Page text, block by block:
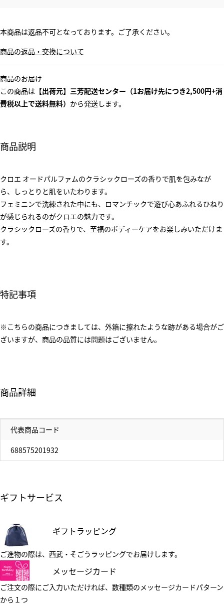
本商品は返品不可となっております。ご了承ください。
商品の返品・交換について
商品のお届け
この商品は 【出荷元】三芳配送センター（1お届け先につき2,500円+消
費税以上で送料無料） から発送します。
商品説明
クロエ オードパルファムのクラシックローズの香りで肌を包みなが
ら、しっとりと肌をいたわります。
フェミニンで洗練された中にも、ロマンチックで遊び心あふれるひねり
が感じられるのがクロエの魅力です。
クラシックローズの香りで、至福のボディーケアをお楽しみいただけま
す。
特記事項
※こちらの商品につきましては、外箱に擦れたような跡がある場合がご
ざいますが、商品の品質には問題はございません。
商品詳細
代表商品コード
688575201932
ギフトサービス
ギフトラッピング
ご進物の際は、西武・そごうラッピングでお届けします。
メッセージカード
ご注文の際にご入力いただければ、数種類のメッセージカードパターン
から１つ